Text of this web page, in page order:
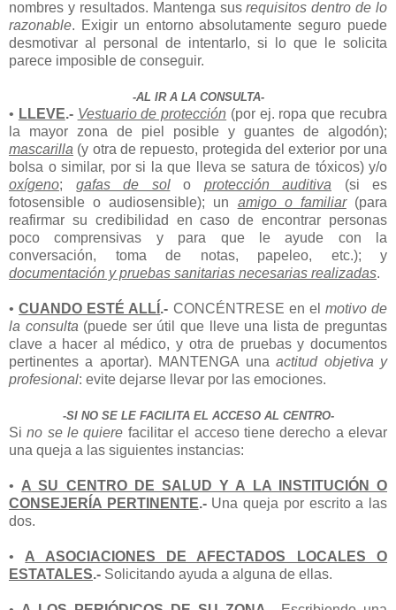
nombres y resultados. Mantenga susrequisitos dentro de lo
razonable. Exigir un entorno absolutamente seguro puede
desmotivar al personal de intentarlo, si lo que le solicita
parece imposible de conseguir.
-AL IR A LA CONSULTA-
• LLEVE.- Vestuario de protección (por ej. ropa que recubra
la mayor zona de piel posible y guantes de algodón);
mascarilla (y otra de repuesto, protegida del exterior por una
bolsa o similar, por si la que lleva se satura de tóxicos) y/o
oxígeno; gafas de solo protección auditiva (si es
fotosensible o audiosensible); un amigo o familiar(para
reafirmar su credibilidad en caso de encontrar personas
poco comprensivas y para que le ayude con la
conversación, toma de notas, papeleo, etc.); y
documentación y pruebas sanitarias necesarias realizadas.
•CUANDO ESTÉ ALLÍ .- CONCÉNTRESE en el motivo de
la consulta (puede ser útil que lleve una lista de preguntas
clave a hacer al médico, y otra de pruebas y documentos
pertinentes a aportar). MANTENGA unaactitud objetiva y
profesional: evite dejarse llevar por las emociones.
-SI NO SE LE FACILITA EL ACCESO AL CENTRO-
Sino se le quiere facilitar el acceso tiene derecho a elevar
una queja a las siguientes instancias:
• A SU CENTRO DE SALUD Y A LA INSTITUCIÓN O
CONSEJERÍA PERTINENTE.-Una queja por escrito a las
dos.
• A ASOCIACIONES DE AFECTADOS LOCALES O
ESTATALES.- Solicitando ayuda a alguna de ellas.